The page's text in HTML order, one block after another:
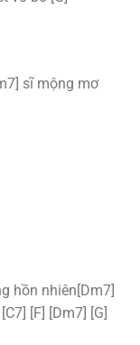
sĩ mộng mơ
hồn nhiên[Dm7]
[F] [Dm7] [G]